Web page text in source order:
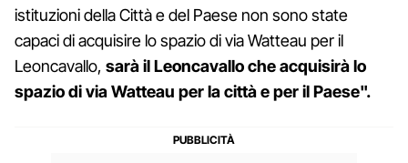
istituzioni della Città e del Paese non sono state
capaci di acquisire lo spazio di via Watteau per il
Leoncavallo, sarà il Leoncavallo che acquisirà lo
spazio di via Watteau per la città e per il Paese".